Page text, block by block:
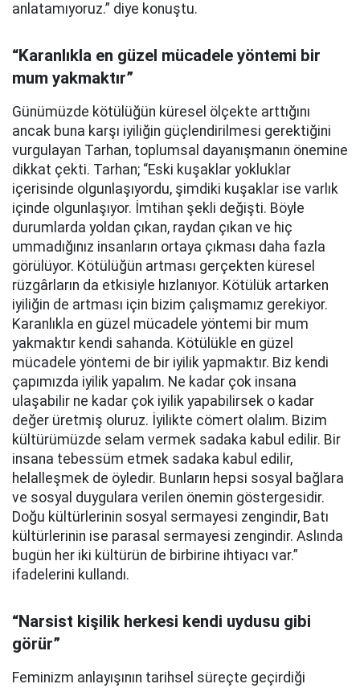
anlatamıyoruz.” diye konuştu.
“Karanlıkla en güzel mücadele yöntemi bir
mum yakmaktır”
Günümüzde kötülüğün küresel ölçekte arttığını
ancak buna karşı iyiliğin güçlendirilmesi gerektiğini
vurgulayan Tarhan, toplumsal dayanışmanın önemine
dikkat çekti. Tarhan; “Eski kuşaklar yokluklar
içerisinde olgunlaşıyordu, şimdiki kuşaklar ise varlık
içinde olgunlaşıyor. İmtihan şekli değişti. Böyle
durumlarda yoldan çıkan, raydan çıkan ve hiç
ummadığınız insanların ortaya çıkması daha fazla
görülüyor. Kötülüğün artması gerçekten küresel
rüzgârların da etkisiyle hızlanıyor. Kötülük artarken
iyiliğin de artması için bizim çalışmamız gerekiyor.
Karanlıkla en güzel mücadele yöntemi bir mum
yakmaktır kendi sahanda. Kötülükle en güzel
mücadele yöntemi de bir iyilik yapmaktır. Biz kendi
çapımızda iyilik yapalım. Ne kadar çok insana
ulaşabilir ne kadar çok iyilik yapabilirsek o kadar
değer üretmiş oluruz. İyilikte cömert olalım. Bizim
kültürümüzde selam vermek sadaka kabul edilir. Bir
insana tebessüm etmek sadaka kabul edilir,
helalleşmek de öyledir. Bunların hepsi sosyal bağlara
ve sosyal duygulara verilen önemin göstergesidir.
Doğu kültürlerinin sosyal sermayesi zengindir, Batı
kültürlerinin ise parasal sermayesi zengindir. Aslında
bugün her iki kültürün de birbirine ihtiyacı var.”
ifadelerini kullandı.
“Narsist kişilik herkesi kendi uydusu gibi
görür”
Feminizm anlayışının tarihsel süreçte geçirdiği